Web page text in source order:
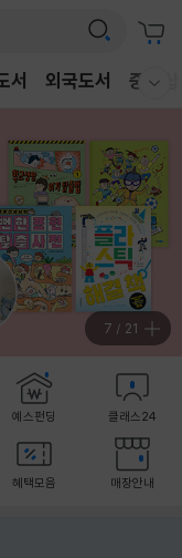
서 외국도서 중고샵
7 / 21
예스펀딩 클래스24
혜택모음 매장안내